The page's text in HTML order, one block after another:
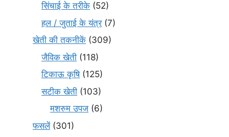
सिंचाई के तरीके (52)
हल / जुताई के यंत्र(7)
खेती की तकनीकें (309)
जैविक खेती (118)
टिकाऊ कृषि(125)
सटीक खेती (103)
मशरुम उपज (6)
फसलें(301)